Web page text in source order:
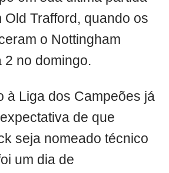
Old Trafford, quando os
o Nottingham
2 no domingo.
à Liga dos Campeões já
de que
seja nomeado técnico
um dia de